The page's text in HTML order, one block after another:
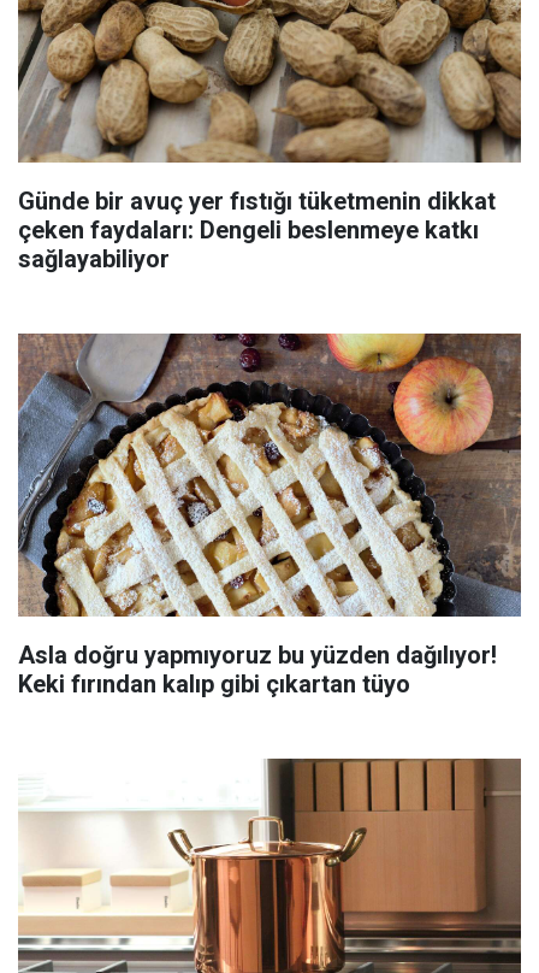
Günde bir avuç yer fıstığı tüketmenin dikkat
çeken faydaları: Dengeli beslenmeye katkı
sağlayabiliyor
Asla doğru yapmıyoruz bu yüzden dağılıyor!
Keki fırından kalıp gibi çıkartan tüyo